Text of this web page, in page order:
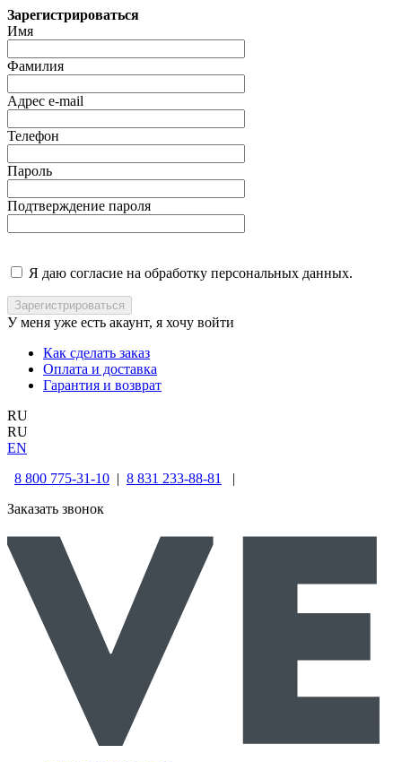
Зарегистрироваться
Имя
Фамилия
Адрес e-mail
Телефон
Пароль
Подтверждение пароля
Я даю согласие на обработку персональных данных.
У меня уже есть акаунт, я хочу войти
Как сделать заказ
Оплата и доставка
Гарантия и возврат
RU
RU
EN
8 800 775-31-10 | 8 831 233-88-81
|
Заказать звонок